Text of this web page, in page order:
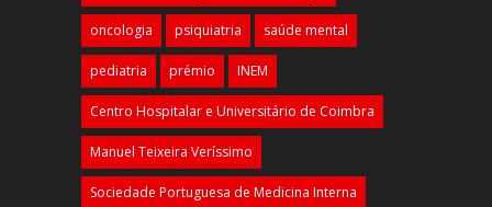
oncologia psiquiatria saúde mental
pediatria prémio INEM
Centro Hospitalar e Universitário de Coimbra
Manuel Teixeira Veríssimo
Sociedade Portuguesa de Medicina Interna